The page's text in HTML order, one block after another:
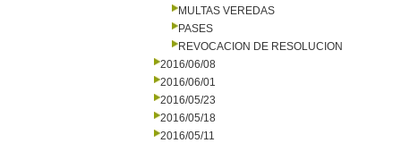
MULTAS VEREDAS
PASES
REVOCACION DE RESOLUCION
2016/06/08
2016/06/01
2016/05/23
2016/05/18
2016/05/11